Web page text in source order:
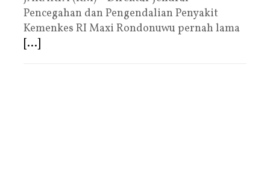
Pencegahan dan Pengendalian Penyakit
Kemenkes RI Maxi Rondonuwu pernah lama
[...]